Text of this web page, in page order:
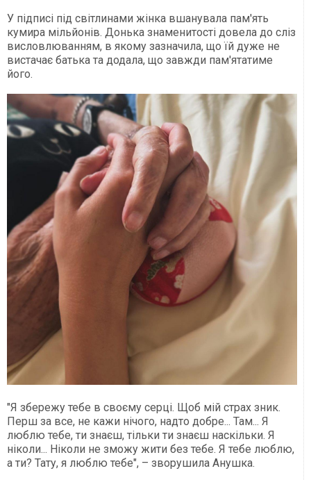
У підписі під світлинами жінка вшанувала пам'ять
кумира мільйонів. Донька знаменитості довела до сліз
висловлюванням, в якому зазначила, що їй дуже не
вистачає батька та додала, що завжди пам'ятатиме
його.
"Я збережу тебе в своєму серці. Щоб мій страх зник.
Перш за все, не кажи нічого, надто добре... Там... Я
люблю тебе, ти знаєш, тільки ти знаєш наскільки. Я
ніколи... Ніколи не зможу жити без тебе. Я тебе люблю,
а ти? Тату, я люблю тебе", – зворушила Анушка.